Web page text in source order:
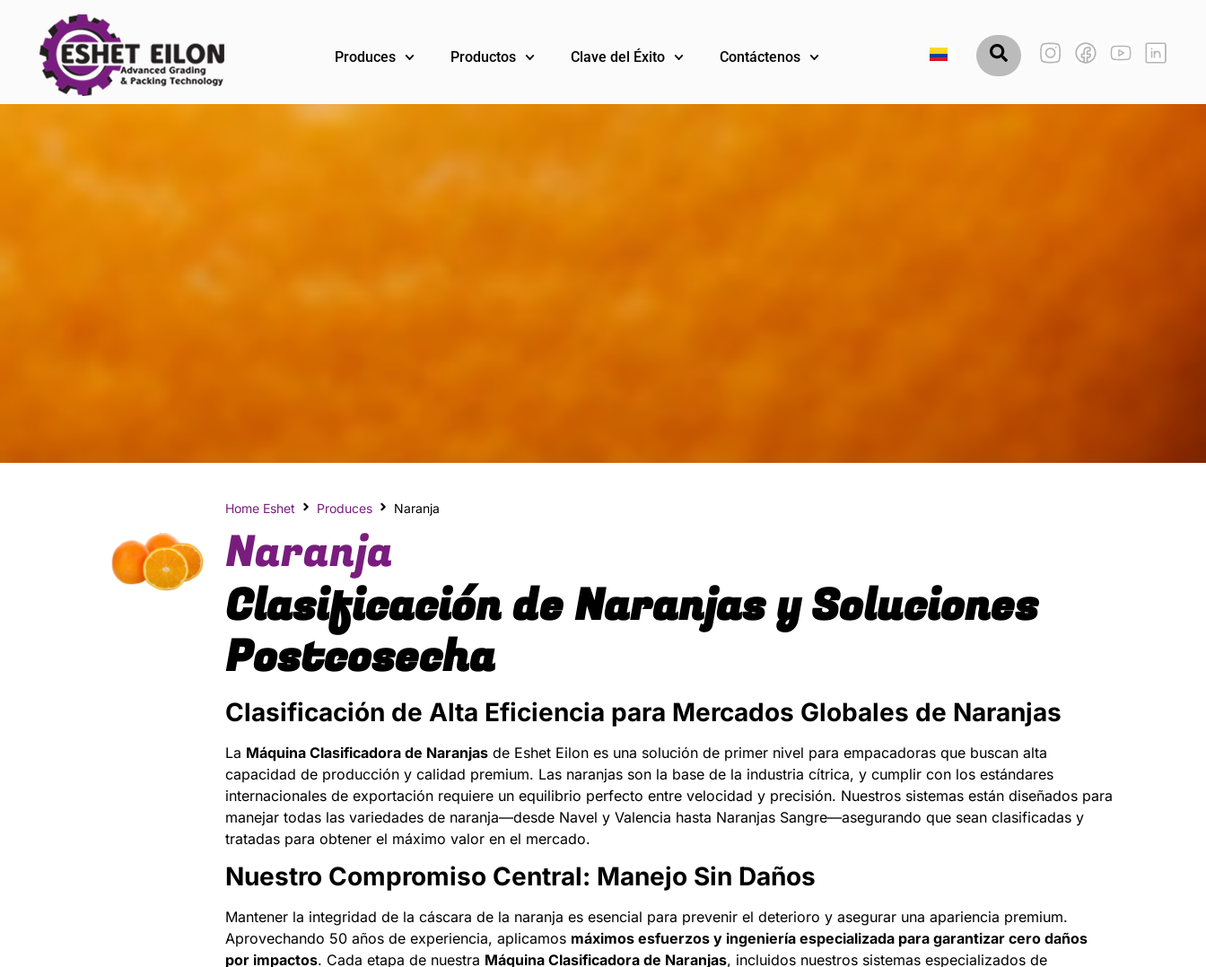
Produces Productos Clave del Éxito Contáctenos
Home Eshet Produces Naranja
Naranja
Clasificación de Naranjas y Soluciones
Postcosecha
Clasificación de Alta Eficiencia para Mercados Globales de Naranjas
La Máquina Clasificadora de Naranjasde Eshet Eilon es una solución de primer nivel para empacadoras que buscan alta
capacidad de producción y calidad premium. Las naranjas son la base de la industria cítrica, y cumplir con los estándares
internacionales de exportación requiere un equilibrio perfecto entre velocidad y precisión. Nuestros sistemas están diseñados para
manejar todas las variedades de naranja—desde Navel y Valencia hasta Naranjas Sangre—asegurando que sean clasificadas y
tratadas para obtener el máximo valor en el mercado.
Nuestro Compromiso Central: Manejo Sin Daños
Mantener la integridad de la cáscara de la naranja es esencial para prevenir el deterioro y asegurar una apariencia premium.
Aprovechando 50 años de experiencia, aplicamos máximos esfuerzos y ingeniería especializada para garantizar cero daños
por impactos. Cada etapa de nuestra Máquina Clasificadora de Naranjas, incluidos nuestros sistemas especializados de